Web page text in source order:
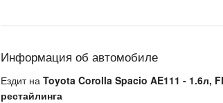
Информация об автомобиле
Ездит на Toyota Corolla Spacio AE111 - 1.6л,
рестайлинга